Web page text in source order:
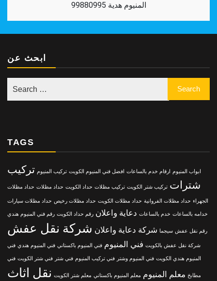
المنيوم هدية 99880995
ابحث عن
TAGS
ابواب المنيوم ارقام خدم بالساعات افضل فني المنيوم الكويت تركيب المنيوم تركيب
شترات تركيب شتر الكويت تركيب مظلات حداد الكويت حداد مظلات حداد مظلات
الجهراء حداد مظلات الفروانية حداد مظلات الكويت حداد مظلات رخيص حداد مظلات سيارات
خدامه بالساعات خدم بالساعات دعاية واعلان رقم حداد الكويت رقم فني المنيوم هندي
رقم نقل عفش سيجما شركة دعاية واعلان شركة نقل عفش
شركة نقل عفش بالكويت فني المنيوم فني المنيوم باكستاني فني المنيوم هندي فني
المنيوم هندي الكويت فني المنيوم وشتر فني تركيب المنيوم فني شتر فني شتر الكويت فني
مطابخ معلم المنيوم معلم المنيوم باكستاني معلم شتر الكويت نقل اثاث